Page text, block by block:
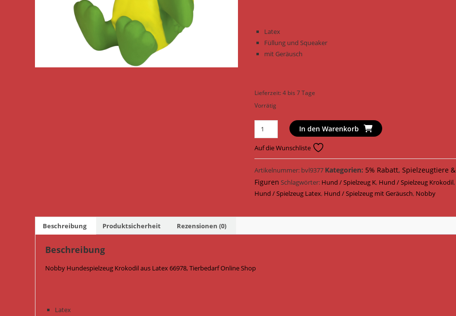
Latex
Füllung und Squeaker
mit Geräusch
Lieferzeit:4 bis 7 Tage
Vorrätig
Nobby
Hundespielzeug
Krokodil
Latex
13,5
cm
66978
In den Warenkorb
Auf die Wunschliste
Artikelnummer: bvl9377 Kategorien: 5% Rabatt,Spielzeugtiere &
Figuren Schlagwörter: Hund / Spielzeug K, Hund / Spielzeug Krokodil,
Hund / Spielzeug Latex, Hund / Spielzeug mit Geräusch, Nobby
Beschreibung Produktsicherheit Rezensionen (0)
Beschreibung
Nobby Hundespielzeug Krokodil aus Latex 66978, Tierbedarf Online Shop
Latex